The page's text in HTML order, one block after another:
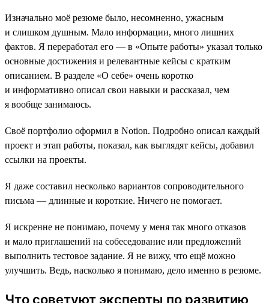
Изначально моё резюме было, несомненно, ужасным
и слишком душным. Мало информации, много лишних
фактов. Я переработал его ― в «Опыте работы» указал только
основные достижения и релевантные кейсы с кратким
описанием. В разделе «О себе» очень коротко
и информативно описал свои навыки и рассказал, чем
я вообще занимаюсь.
Своё портфолио оформил в Notion. Подробно описал каждый
проект и этап работы, показал, как выглядят кейсы, добавил
ссылки на проекты.
Я даже составил несколько вариантов сопроводительного
письма ― длинные и короткие. Ничего не помогает.
Я искренне не понимаю, почему у меня так много отказов
и мало приглашений на собеседование или предложений
выполнить тестовое задание. Я не вижу, что ещё можно
улучшить. Ведь, насколько я понимаю, дело именно в резюме.
Что советуют эксперты по развитию